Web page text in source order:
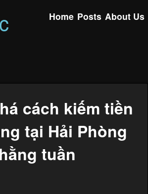
Home Posts About Us
cách kiếm tiền
tại Hải Phòng
hằng tuần